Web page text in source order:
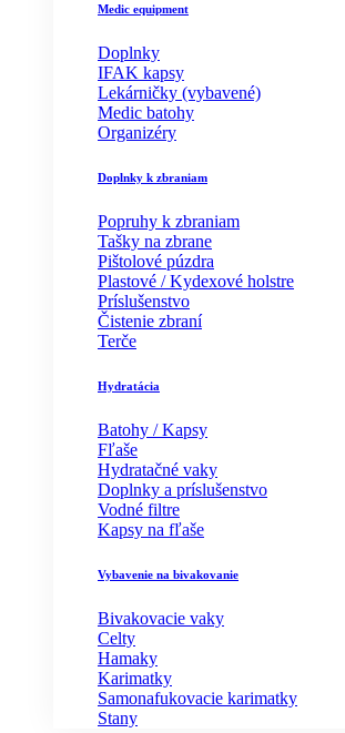
Medic equipment
Doplnky
IFAK kapsy
Lekárničky (vybavené)
Medic batohy
Organizéry
Doplnky k zbraniam
Popruhy k zbraniam
Tašky na zbrane
Pištolové púzdra
Plastové / Kydexové holstre
Príslušenstvo
Čistenie zbraní
Terče
Hydratácia
Batohy / Kapsy
Fľaše
Hydratačné vaky
Doplnky a príslušenstvo
Vodné filtre
Kapsy na fľaše
Vybavenie na bivakovanie
Bivakovacie vaky
Celty
Hamaky
Karimatky
Samonafukovacie karimatky
Stany